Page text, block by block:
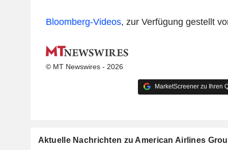
Bloomberg-Videos, zur Verfügung gestellt
© MT Newswires - 2026
MarketScreener zu Ihren
Aktuelle Nachrichten zu American Airlines